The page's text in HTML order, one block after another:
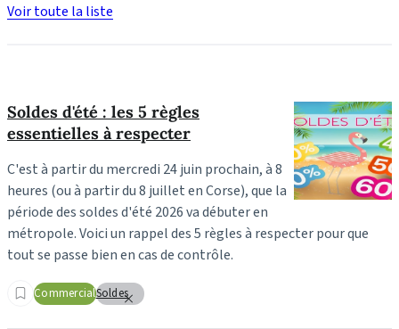
Soldes d'été : les 5 règles
essentielles à respecter
C'est à partir du mercredi 24 juin prochain, à 8
heures (ou à partir du 8 juillet en Corse), que la
période des soldes d'été 2026 va débuter en
métropole. Voici un rappel des 5 règles à respecter pour que
tout se passe bien en cas de contrôle.
CommercialSoldes
Voir toute la liste